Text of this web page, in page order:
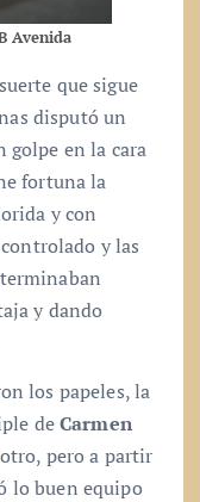
Avenida
que sigue
disputó un
golpe en la cara
fortuna la
y con
y las
y dando
los papeles, la
deCarmen
pero a partir
lo buen equipo